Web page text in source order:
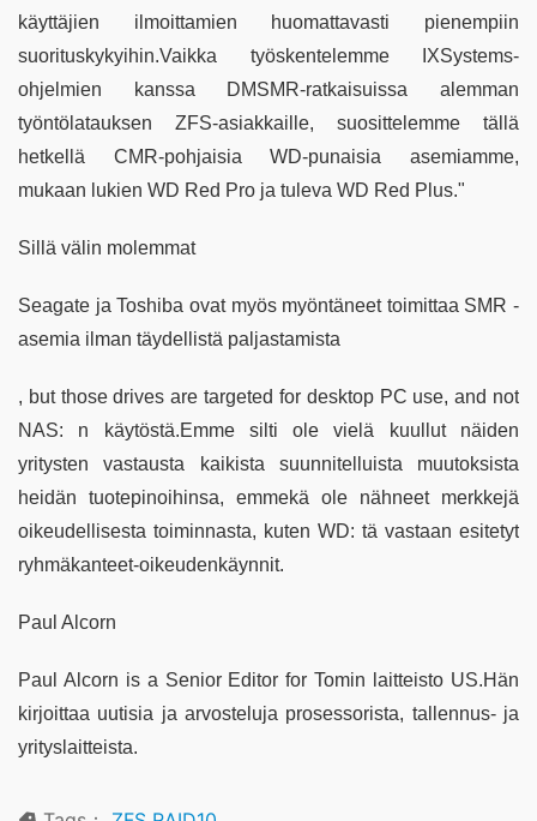
käyttäjien ilmoittamien huomattavasti pienempiin
suorituskykyihin.Vaikka työskentelemme IXSystems-
ohjelmien kanssa DMSMR-ratkaisuissa alemman
työntölatauksen ZFS-asiakkaille, suosittelemme tällä
hetkellä CMR-pohjaisia WD-punaisia asemiamme,
mukaan lukien WD Red Pro ja tuleva WD Red Plus."
Sillä välin molemmat
Seagate ja Toshiba ovat myös myöntäneet toimittaa SMR -
asemia ilman täydellistä paljastamista
, but those drives are targeted for desktop PC use, and not
NAS: n käytöstä.Emme silti ole vielä kuullut näiden
yritysten vastausta kaikista suunnitelluista muutoksista
heidän tuotepinoihinsa, emmekä ole nähneet merkkejä
oikeudellisesta toiminnasta, kuten WD: tä vastaan esitetyt
ryhmäkanteet-oikeudenkäynnit.
Paul Alcorn
Paul Alcorn is a Senior Editor for Tomin laitteisto US.Hän
kirjoittaa uutisia ja arvosteluja prosessorista, tallennus- ja
yrityslaitteista.